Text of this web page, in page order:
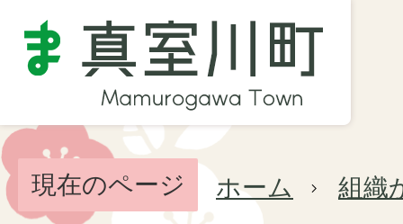
現在のページ ホーム 組織